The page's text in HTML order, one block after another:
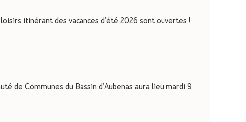
itinérant des vacances d’été 2026 sont ouvertes !
de Communes du Bassin d’Aubenas aura lieu mardi 9